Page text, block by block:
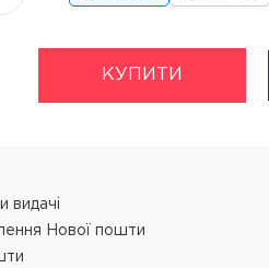
продукти
КУПИТИ
видачі
Нової пошти